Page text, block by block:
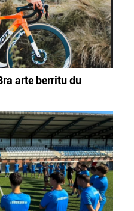
arte berritu du